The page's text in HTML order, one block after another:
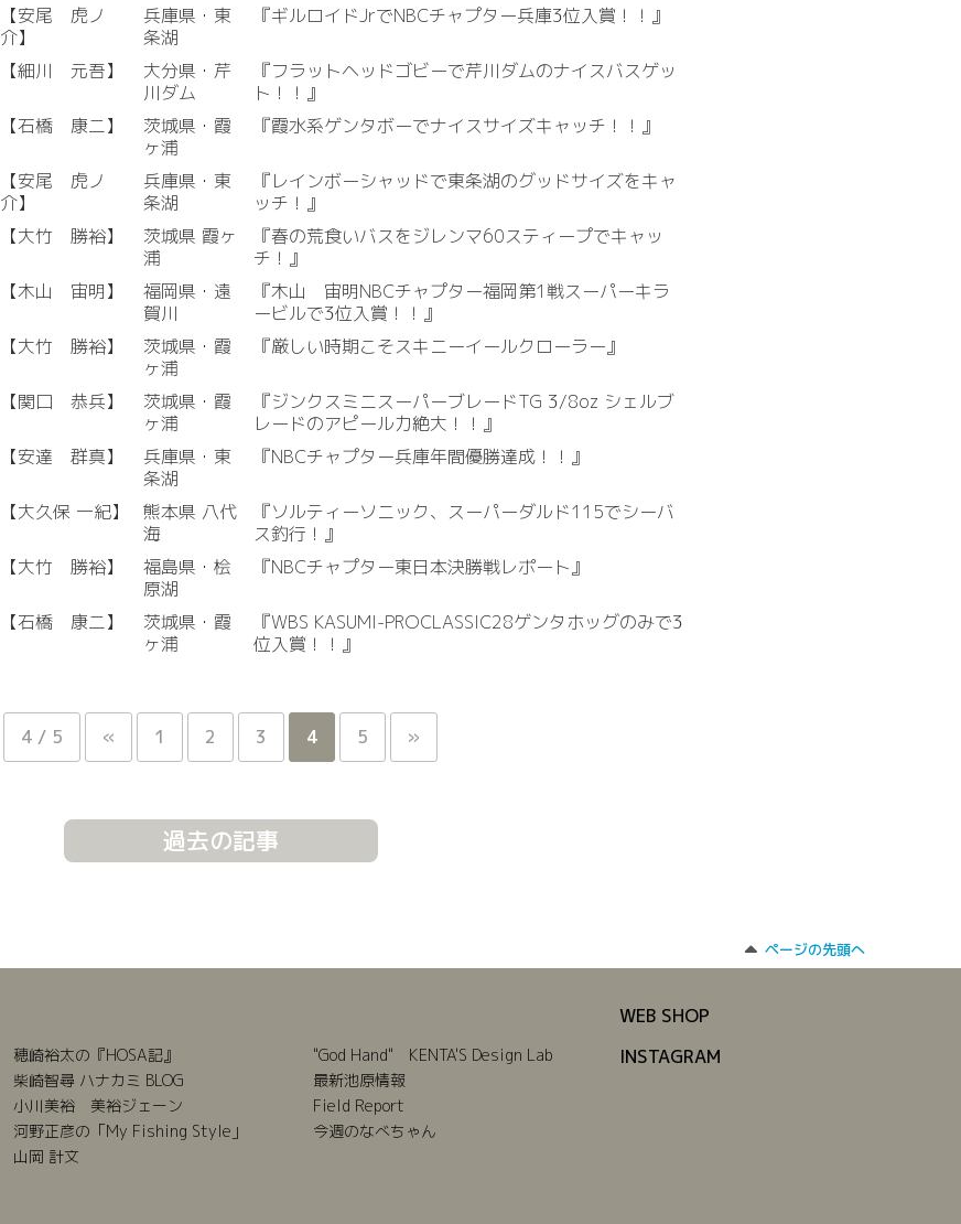
【安尾 虎ノ
介】
兵庫県・東
条湖
『ギルロイドJrでNBCチャプター兵庫3位入賞！！』
【細川 元吾】
大分県・芹
川ダム
『フラットヘッドゴビーで芹川ダムのナイスバスゲッ
ト！！』
【石橋 康二】
茨城県・霞
ヶ浦
『霞水系ゲンタボーでナイスサイズキャッチ！！』
【安尾 虎ノ
介】
兵庫県・東
条湖
『レインボーシャッドで東条湖のグッドサイズをキャ
ッチ！』
【大竹 勝裕】
茨城県 霞ヶ
浦
『春の荒食いバスをジレンマ60スティープでキャッ
チ！』
【木山 宙明】
福岡県・遠
賀川
『木山 宙明NBCチャプター福岡第1戦スーパーキラ
ービルで3位入賞！！』
【大竹 勝裕】
茨城県・霞
ヶ浦
『厳しい時期こそスキニーイールクローラー』
【関口 恭兵】
茨城県・霞
ヶ浦
『ジンクスミニスーパーブレードTG 3/8oz シェルブ
レードのアピール力絶大！！』
【安達 群真】
兵庫県・東
条湖
『NBCチャプター兵庫年間優勝達成！！』
【大久保 一紀】
熊本県 八代
海
『ソルティーソニック、スーパーダルド115でシーバ
ス釣行！』
【大竹 勝裕】
福島県・桧
原湖
『NBCチャプター東日本決勝戦レポート』
【石橋 康二】
茨城県・霞
ヶ浦
『WBS KASUMI-PROCLASSIC28ゲンタホッグのみで3
位入賞！！』
4 / 5 « 1 2 3 4 5 »
過去の記事
ページの先頭へ
穂崎裕太の『HOSA記』
柴崎智尋 ハナカミ BLOG
小川美裕 美裕ジェーン
河野正彦の「My Fishing Style」
山岡 計文
"God Hand" KENTA'S Design Lab
最新池原情報
Field Report
今週のなべちゃん
WEB SHOP
INSTAGRAM